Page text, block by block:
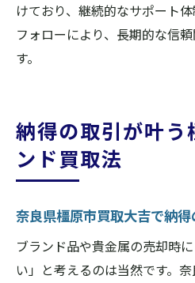
けており、継続的なサポート
フォローにより、長期的な信
す。
納得の取引が叶う
ンド買取法
奈良県橿原市買取大吉で納
ブランド品や貴金属の売却時
い」と考えるのは当然です。